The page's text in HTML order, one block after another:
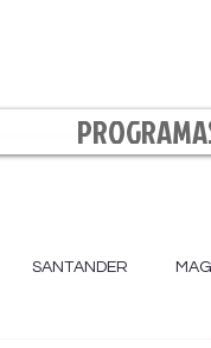
SANTANDER